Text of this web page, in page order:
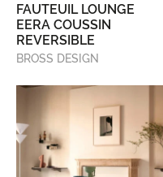
FAUTEUIL LOUNGE
EERA COUSSIN
REVERSIBLE
BROSS DESIGN